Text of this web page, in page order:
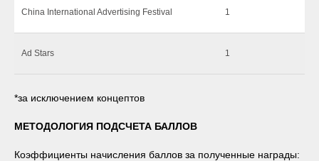
China International Advertising Festival 1
Ad Stars 1
*за исключением концептов
МЕТОДОЛОГИЯ ПОДСЧЕТА БАЛЛОВ
Коэффициенты начисления баллов за полученные награды: